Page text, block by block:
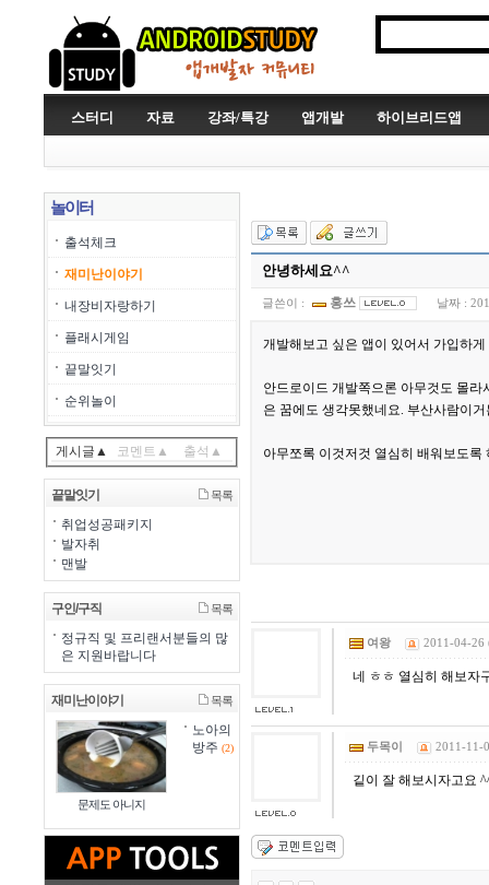
스터디 자료 강좌/특강 앱개발 하이브리드앱
놀이터
출석체크
재미난이야기
내장비자랑하기
플래시게임
끝말잇기
순위놀이
게시글▲ 코멘트▲ 출석▲
끝말잇기 목록
취업성공패키지
발자취
맨발
구인/구직 목록
정규직 및 프리랜서분들의 많
은 지원바랍니다
재미난이야기 목록
문제도 아니지
노아의
방주 (2)
안녕하세요^^
글쓴이 : 홍쓰 날짜 :
개발해보고 싶은 앱이 있어서 가입하
안드로이드 개발쪽으론 아무것도 몰
은 꿈에도 생각못했네요. 부산사람이
아무쪼록 이것저것 열심히 배워보도
여왕 2011-04-26
네 ㅎㅎ 열심히 해보자
두목이 2011-11-
깉이 잘 해보시자고요